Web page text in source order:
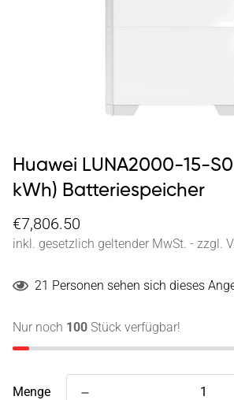
Huawei LUNA2000-15-S0
kWh) Batteriespeicher
€7,806.50
inkl. gesetzlich geltender MwSt. - zzgl.
21 Personen sehen sich dieses
Nur noch 100 Stück verfügbar!
Menge